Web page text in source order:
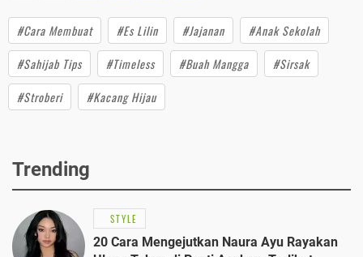
#Cara Membuat #Es Lilin #Jajanan
#Anak Sekolah
#Sahijab Tips
#Timeless #Buah Mangga
#Sirsak
#Stroberi
#Kacang Hijau
Trending
STYLE
20 Cara Mengejutkan Naura Ayu Rayakan